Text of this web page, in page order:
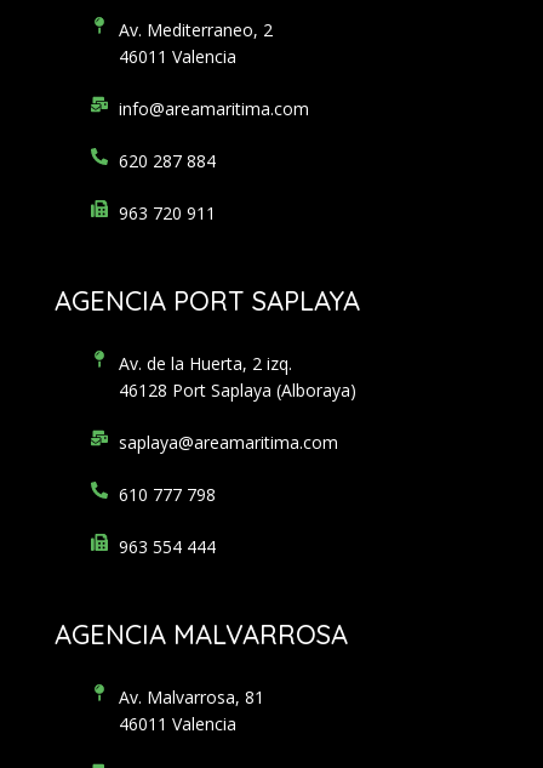
Av. Mediterraneo, 2
46011 Valencia
info@areamaritima.com
620 287 884
963 720 911
AGENCIA PORT SAPLAYA
Av. de la Huerta, 2 izq.
46128 Port Saplaya (Alboraya)
saplaya@areamaritima.com
610 777 798
963 554 444
AGENCIA MALVARROSA
Av. Malvarrosa, 81
46011 Valencia